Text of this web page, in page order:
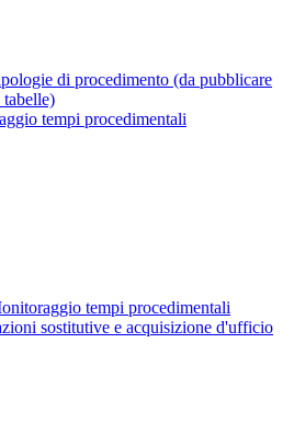
di procedimento (da pubblicare
tabelle)
tempi procedimentali
tempi procedimentali
sostitutive e acquisizione d'ufficio